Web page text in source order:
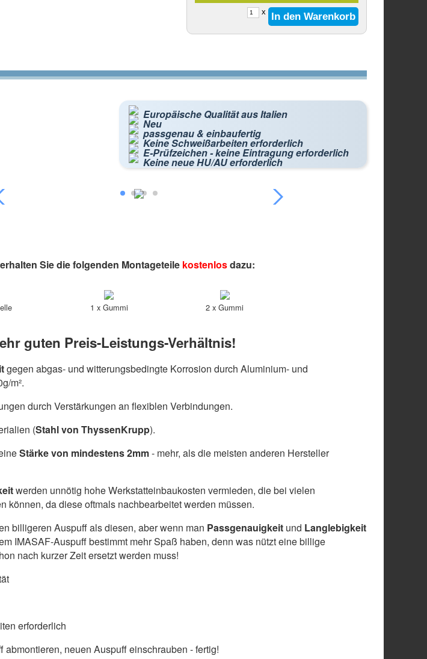
x
Europäische Qualität aus Italien
Neu
passgenau & einbaufertig
Keine Schweißarbeiten erforderlich
E-Prüfzeichen - keine Eintragung erforderlich
Keine neue HU/AU erforderlich
Sie die folgenden Montageteile kostenlosdazu:
1 x Gummi 2 x Gummi
guten Preis-Leistungs-Verhältnis!
gegen abgas- und witterungsbedingte Korrosion durch Aluminium- und
m².
durch Verstärkungen an flexiblen Verbindungen.
(Stahl von ThyssenKrupp).
Stärke von mindestens 2mm- mehr, als die meisten anderen Hersteller
werden unnötig hohe Werkstatteinbaukosten vermieden, die bei vielen
können, da diese oftmals nachbearbeitet werden müssen.
billigeren Auspuff als diesen, aber wenn man Passgenauigkeit und Langlebigkeit
IMASAF-Auspuff bestimmt mehr Spaß haben, denn was nützt eine billige
nach kurzer Zeit ersetzt werden muss!
erforderlich
neuen Auspuff einschrauben - fertig!